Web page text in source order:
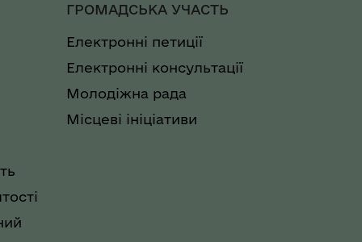
ГРОМАДСЬКА УЧАСТЬ
Електронні петиції
Електронні консультації
Молодіжна рада
Місцеві ініціативи